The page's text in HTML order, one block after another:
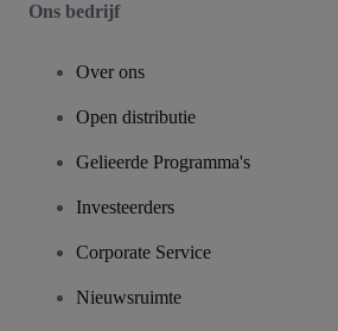
Ons bedrijf
Over ons
Open distributie
Gelieerde Programma's
Investeerders
Corporate Service
Nieuwsruimte